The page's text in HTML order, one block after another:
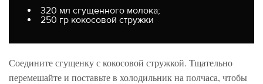
320 мл сгущенного молока;
250 гр кокосовой стружки
Соедините сгущенку с кокосовой стружкой. Тщательно
перемешайте и поставьте в холодильник на полчаса, чтобы